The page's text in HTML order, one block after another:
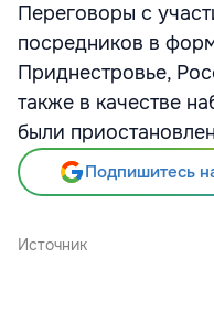
Переговоры с
посредников в
Приднестровье,
также в качестве
были
Подпишитесь
Источник